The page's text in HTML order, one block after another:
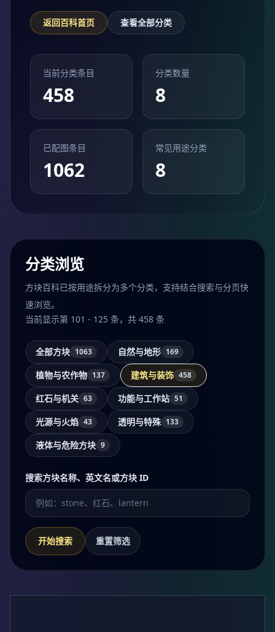
返回百科首页 查看全部分类
当前分类条目
458
分类数量
8
已配图条目
1062
常见用途分类
8
分类浏览
方块百科已按用途拆分为多个分类，支持结合搜索与分页快
速浏览。
当前显示第 101 - 125 条，共 458 条
全部方块 1063 自然与地形 169
植物与农作物 137 建筑与装饰 458
红石与机关 63 功能与工作站 51
光源与火焰 43 透明与特殊 133
液体与危险方块 9
搜索方块名称、英文名或方块 ID
开始搜索 重置筛选